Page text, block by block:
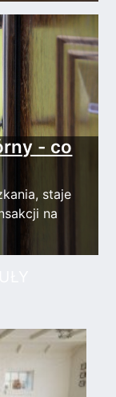
- co
staje
na